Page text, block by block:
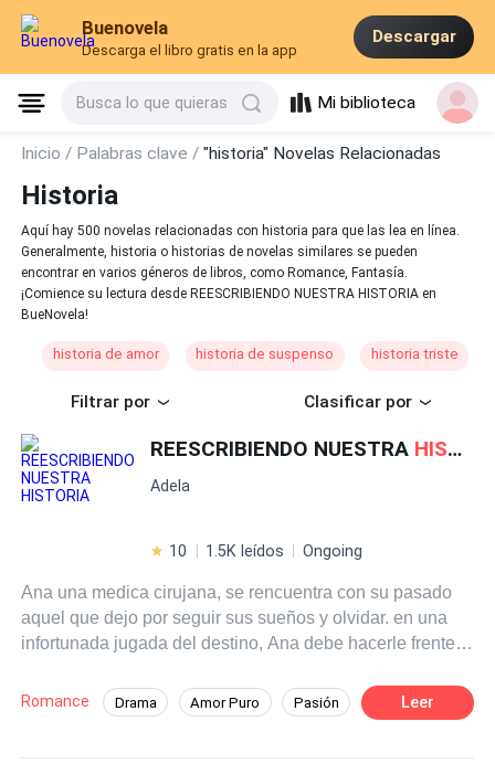
Buenovela
Descarga el libro gratis en la app
Descargar
Busca lo que quieras Mi biblioteca
Inicio / Palabras clave /"historia" Novelas Relacionadas
Historia
Aquí hay 500 novelas relacionadas con historia para que las lea en línea.
Generalmente, historia o historias de novelas similares se pueden
encontrar en varios géneros de libros, como Romance, Fantasía.
¡Comience su lectura desde REESCRIBIENDO NUESTRA HISTORIA en
BueNovela!
historia de amor historia de suspenso historia triste
Filtrar por Clasificar por
REESCRIBIENDO NUESTRA HISTORIA
Adela
10 1.5K leídos Ongoing
Ana una medica cirujana, se rencuentra con su pasado
aquel que dejo por seguir sus sueños y olvidar. en una
infortunada jugada del destino, Ana debe hacerle frente a
estará Ana lista para dar el perdón y ser perdonada.
Romance Drama Amor Puro Pasión Leer